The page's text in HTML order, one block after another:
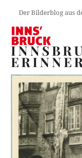
Der Bilderblog aus